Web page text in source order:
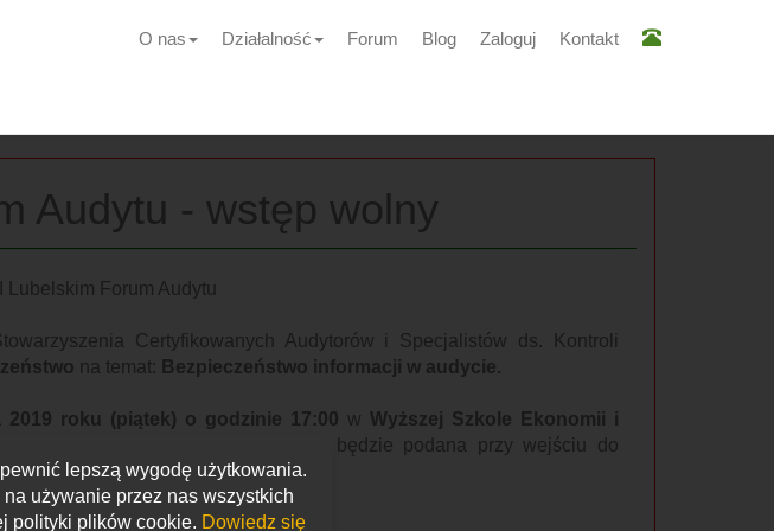
O nas Działalność Forum Blog Zaloguj Kontakt
Audytu - wstęp wolny
Lubelskim Forum Audytu
Certyfikowanych Audytorów i Specjalistów ds. Kontroli
na temat: Bezpieczeństwo informacji w audycie.
2019 roku (piątek) o godzinie 17:00 w Wyższej Szkole Ekonomii i
4, 20-209 Lublin, informacja o sali będzie podana przy wejściu do
lepszą wygodę użytkowania.
używanie przez nas wszystkich
polityki plików cookie. Dowiedz się